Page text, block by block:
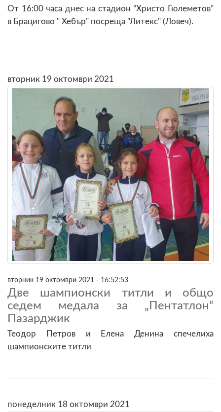
От 16:00 часа днес на стадион “Христо Гюлеметов”
в Брацигово " Хебър" посреща "Литекс" (Ловеч).
вторник 19 октомври 2021
вторник 19 октомври 2021 - 16:52:53
Две шампионски титли и общо
седем медала за „Пентатлон“
Пазарджик
Теодор Петров и Елена Денина спечелиха
шампионските титли
понеделник 18 октомври 2021